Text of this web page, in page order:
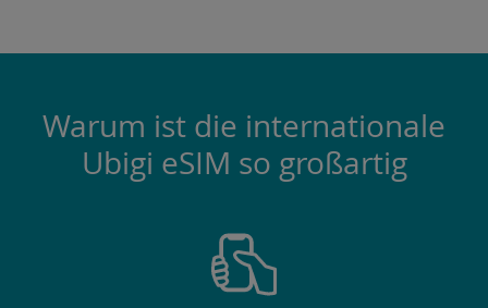
Warum ist die internationale
Ubigi eSIM so großartig